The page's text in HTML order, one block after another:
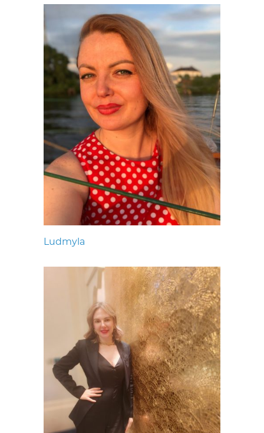
Ludmyla